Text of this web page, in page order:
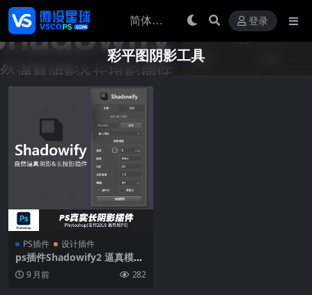
登录
彩平图阴影工具
PS插件 设计插件
ps插件Shadowify2 逼真模糊
和长阴影彩平中文版支持ps20
25Win/Mac
9 月前 282